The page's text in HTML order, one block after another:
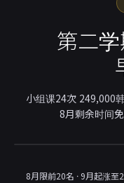
第二
小组课24次 249,000
8月剩余时间
8月限前20名 · 9月起涨至